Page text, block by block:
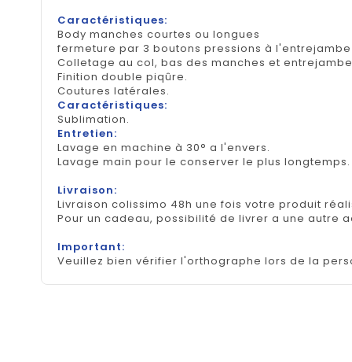
Caractéristiques:
Body manches courtes ou longues
fermeture par 3 boutons pressions à l'entrejambe
Colletage au col, bas des manches et
Finition double piqûre.
Coutures latérales.
Caractéristiques:
Sublimation.
Entretien:
Lavage en machine à 30° a l'envers.
Lavage main pour le conserver le plus
Livraison:
Livraison colissimo 48h une fois votre produit
Pour un cadeau, possibilité de livrer a une autre
Important:
Veuillez bien vérifier l'orthographe lors de la